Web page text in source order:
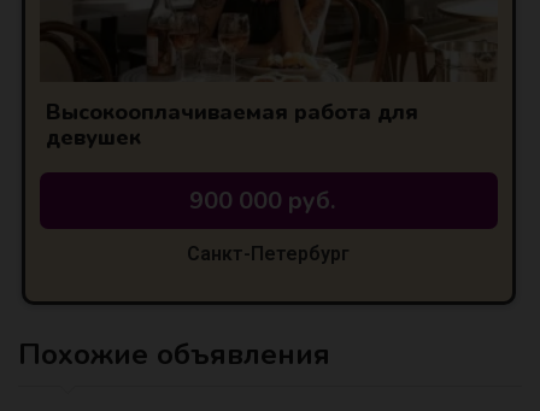
Высокооплачиваемая работа для
девушек
900 000 руб.
Санкт-Петербург
Похожие объявления